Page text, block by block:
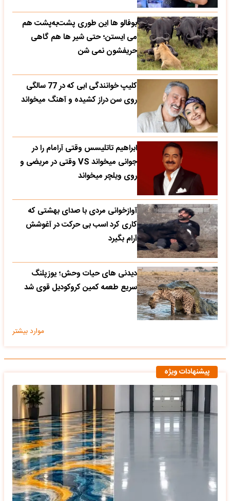
بوفالو ها این‌ طوری پشت‌به‌پشت هم
می‌ ایستن؛ حتی شیر ها هم گاهی
حریفشون نمی‌ شن
کلیپ خوانندگی ابی که در 77 سالگی
روی سن دراز کشیده و آهنگ میخواند
ابراهیم تاتلیسس وقتی آرامام را در
جوانی میخواند VS وقتی در مریضی و
روی ویلچر میخواند
آوازخوانی مردی با صدای بهشتی که
کاری کرد اسب بی حرکت در آغوشش
آرام بگیرد
دیدنی های حیات وحش؛ یوزپلنگ
سریع طعمه کمین کروکودیل قوی شد
موارد بیشتر
پیشنهادات ویژه